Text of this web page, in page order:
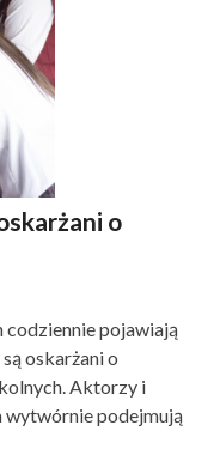
o
pojawiają
oskarżani o
Aktorzy i
wytwórnie podejmują